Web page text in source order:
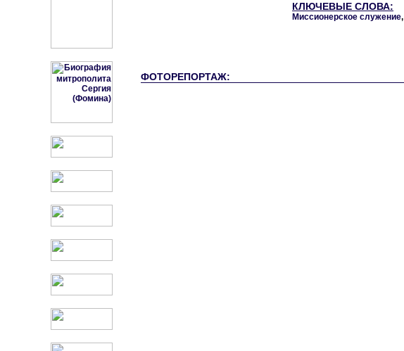
КЛЮЧЕВЫЕ СЛОВА:
Миссионерское служение,
ФОТОРЕПОРТАЖ: